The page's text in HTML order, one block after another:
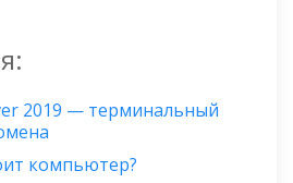
2019 — терминальный
компьютер?